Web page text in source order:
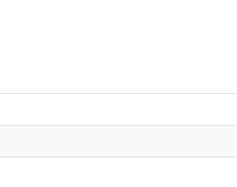
-
количина